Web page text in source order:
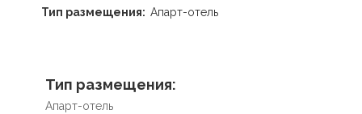
Тип размещения: Апарт-отель
Тип размещения:
Апарт-отель